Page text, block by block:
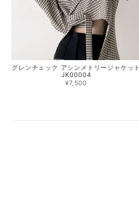
グレンチェック アシンメトリージャケット
JK00004
¥7,500